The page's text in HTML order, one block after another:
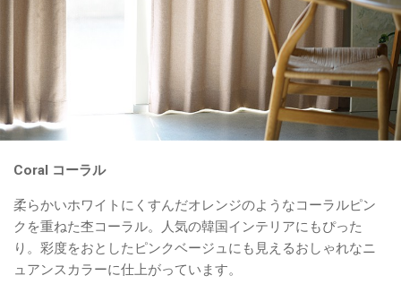
Coral コーラル
柔らかいホワイトにくすんだオレンジのようなコーラルピン
クを重ねた杢コーラル。人気の韓国インテリアにもぴった
り。彩度をおとしたピンクベージュにも見えるおしゃれなニ
ュアンスカラーに仕上がっています。